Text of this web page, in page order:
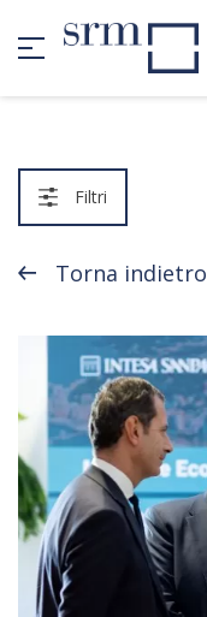
Filtri
Torna indietro